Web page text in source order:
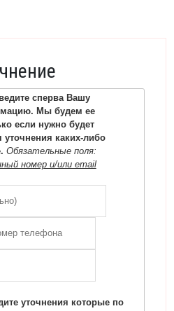
сперва Вашу
Мы будем ее
если нужно будет
уточнения каких-либо
Обязательные поля:
номер и/или email
уточнения которые по